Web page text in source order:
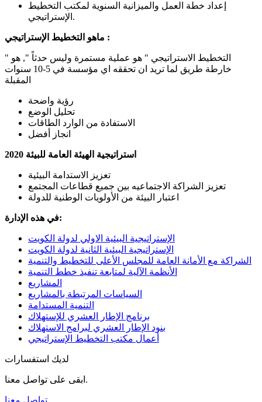
إعداد خطة العمل والميزانية السنوية لمكتب التخطيط
الإستراتيجي.
ماهو التخطيط الإستراتيجي :
" التخطيط الاستراتيجي " هو عملية مستمرة وليس حدثاً ", هو
خارطة طريق لما تريد ان تحققه اي مؤسسة في 5-10 سنوات
المقبلة
رؤية واضحة
تحليل الوضع
الاستفادة من الوارد الطاقات
انجاز أفضل
استراتيجية الهيئة العامة للبيئة 2020
تعزيز الاستدامة البيئية
تعزيز الشراكة الاجتماعيه بين جميع قطاعات المجتمع
اعتبار البيئة من الأولويات الوطنية للدولة
في هذه الإدارة:
الإستراتيجية البيئية الاولي لدولة الكويت
الإستراتيجية البيئية الثانية لدولة الكويت
الشراكة مع الأمانة العامة للمجلس الأعلى للتخطيط والتنمية
الأنظمة الآلية لمتابعة تنفيذ خطط التنمية
المشاريع
السياسات المرتبطة بالمشاريع
التنمية المستدامة
برنامج الإطار العشري للإستهلاك
بنود الإطار العشري لبرامج الاستهلاك
أعمال مكتب التخطیط الإستراتیجي
لديك استفسارات
ابقى على تواصل معنا.
تواصل معنا